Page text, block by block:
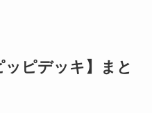
ッピデッキ】まと